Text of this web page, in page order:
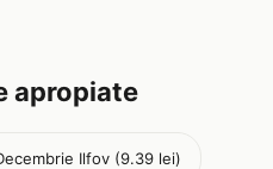
apropiate
Ilfov (9.39 lei)